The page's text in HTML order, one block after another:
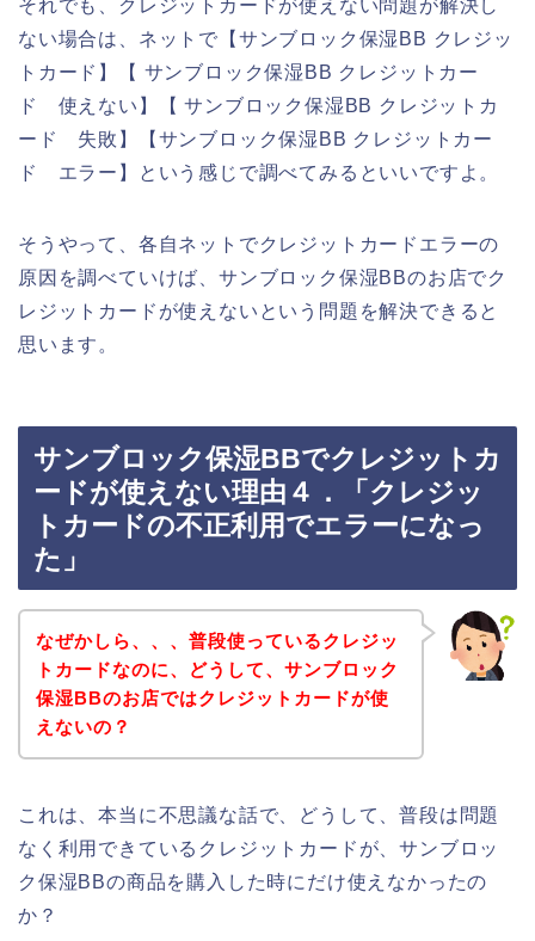
それでも、クレジットカードが使えない問題が解決し
ない場合は、ネットで【サンブロック保湿BB クレジッ
トカード】【 サンブロック保湿BB クレジットカー
ド 使えない】【 サンブロック保湿BB クレジットカ
ード 失敗】【サンブロック保湿BB クレジットカー
ド エラー】という感じで調べてみるといいですよ。
そうやって、各自ネットでクレジットカードエラーの
原因を調べていけば、サンブロック保湿BBのお店でク
レジットカードが使えないという問題を解決できると
思います。
サンブロック保湿BBでクレジットカ
ードが使えない理由４．「クレジッ
トカードの不正利用でエラーになっ
た」
なぜかしら、、、普段使っているクレジッ
トカードなのに、どうして、サンブロック
保湿BBのお店ではクレジットカードが使
えないの？
これは、本当に不思議な話で、どうして、普段は問題
なく利用できているクレジットカードが、サンブロッ
ク保湿BBの商品を購入した時にだけ使えなかったの
か？